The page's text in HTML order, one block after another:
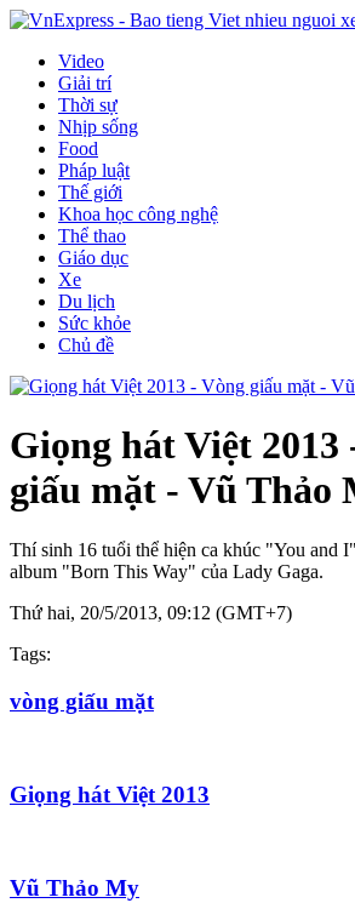
Video
Giải trí
Thời sự
Nhịp sống
Food
Pháp luật
Thế giới
Khoa học công nghệ
Thể thao
Giáo dục
Xe
Du lịch
Sức khỏe
Chủ đề
Giọng hát Việt 2013
giấu mặt - Vũ Thảo
Thí sinh 16 tuổi thể hiện ca khúc "You and
album "Born This Way" của Lady Gaga.
Thứ hai, 20/5/2013, 09:12 (GMT+7)
Tags:
vòng giấu mặt
Giọng hát Việt 2013
Vũ Thảo My